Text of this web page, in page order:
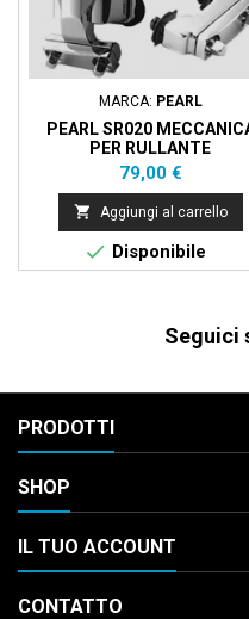
MARCA: PEARL
PEARL SR020
PER RULLANTE
Prezzo
79,00 €
 Aggiungi al carrello
 Disponibile
Seguici
PRODOTTI
SHOP
IL TUO ACCOUNT
CONTATTO